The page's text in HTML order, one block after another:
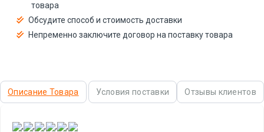
товара
Обсудите способ и стоимость доставки
Непременно заключите договор на поставку товара
Описание Товара Условия поставки Отзывы клиентов
, , , , ,